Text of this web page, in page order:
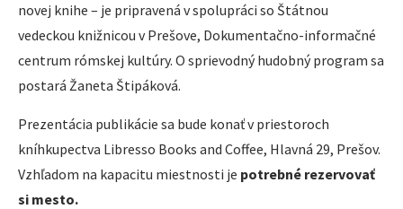
novej knihe – je pripravená v spolupráci so Štátnou
vedeckou knižnicou v Prešove, Dokumentačno-informačné
centrum rómskej kultúry. O sprievodný hudobný program sa
postará Žaneta Štipáková.
Prezentácia publikácie sa bude konať v priestoroch
kníhkupectva Libresso Books and Coffee, Hlavná 29, Prešov.
Vzhľadom na kapacitu miestnosti je potrebné rezervovať
si mesto.